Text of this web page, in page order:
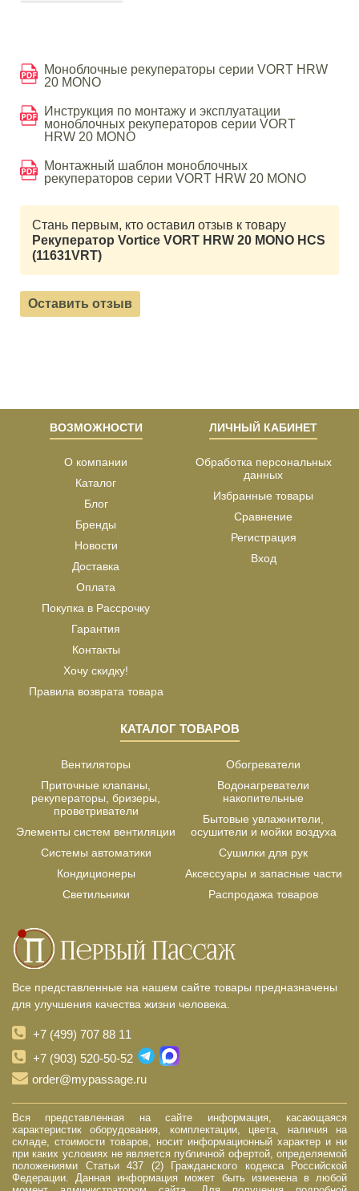
Моноблочные рекуператоры серии VORT HRW
20 MONO
Инструкция по монтажу и эксплуатации
моноблочных рекуператоров серии VORT
HRW 20 MONO
Монтажный шаблон моноблочных
рекуператоров серии VORT HRW 20 MONO
Стань первым, кто оставил отзыв к товару
Рекуператор Vortice VORT HRW 20 MONO HCS
(11631VRT)
Оставить отзыв
ВОЗМОЖНОСТИ
О компании
Каталог
Блог
Бренды
Новости
Доставка
Оплата
Покупка в Рассрочку
Гарантия
Контакты
Хочу скидку!
Правила возврата товара
ЛИЧНЫЙ КАБИНЕТ
Обработка персональных
данных
Избранные товары
Сравнение
Регистрация
Вход
КАТАЛОГ ТОВАРОВ
Вентиляторы
Приточные клапаны,
рекуператоры, бризеры,
проветриватели
Элементы систем вентиляции
Системы автоматики
Кондиционеры
Светильники
Обогреватели
Водонагреватели
накопительные
Бытовые увлажнители,
осушители и мойки воздуха
Сушилки для рук
Аксессуары и запасные части
Распродажа товаров
Все представленные на нашем сайте товары предназначены
для улучшения качества жизни человека.
+7 (499) 707 88 11
+7 (903) 520-50-52
order@mypassage.ru
Вся представленная на сайте информация, касающаяся
характеристик оборудования, комплектации, цвета, наличия на
складе, стоимости товаров, носит информационный характер и ни
при каких условиях не является публичной офертой, определяемой
положениями Статьи 437 (2) Гражданского кодекса Российской
Федерации. Данная информация может быть изменена в любой